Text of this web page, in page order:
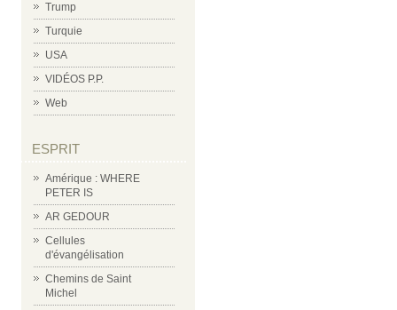
Trump
Turquie
USA
VIDÉOS P.P.
Web
ESPRIT
Amérique : WHERE
PETER IS
AR GEDOUR
Cellules
d'évangélisation
Chemins de Saint
Michel